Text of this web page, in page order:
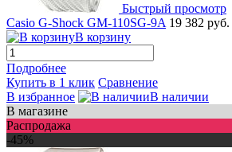
Быстрый просмотр
Casio G-Shock GM-110SG-9A 19 382 руб.
В корзину
Подробнее
Купить в 1 клик Сравнение
В избранное
В наличии
В магазине
Распродажа
-45%